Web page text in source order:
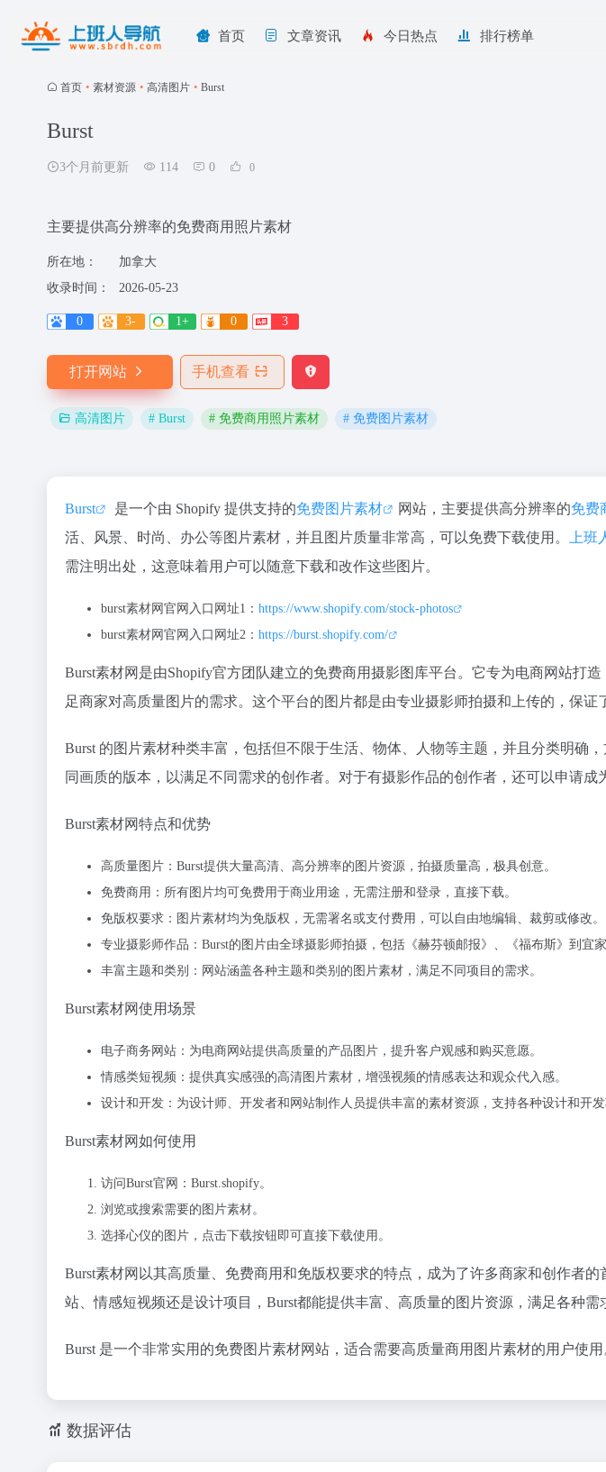
首页 文章资讯 今日热点 排行榜单
首页 • 素材资源 • 高清图片 • Burst
Burst
3个月前更新 114 0 0
主要提供高分辨率的免费商用照片素材
所在地：
加拿大
收录时间：
2026-05-23
0 3- 1+ 0 3
打开网站 手机查看
高清图片 # Burst # 免费商用照片素材 # 免费图片素材
Burst 是一个由 Shopify 提供支持的免费图片素材 网站，主要提供高分辨率的免费
活、风景、时尚、办公等图片素材，并且图片质量非常高，可以免费下载使用。
上班
需注明出处，这意味着用户可以随意下载和改作这些图片。
burst素材网官网入口网址1： https://www.shopify.com/stock-photos
burst素材网官网入口网址2： https://burst.shopify.com/
Burst素材网是由Shopify官方团队建立的免费商用摄影图库平台。它专为电商网站打
足商家对高质量图片的需求。这个平台的图片都是由专业摄影师拍摄和上传的，保证
Burst 的图片素材种类丰富，包括但不限于生活、物体、人物等主题，并且分类明确
同画质的版本，以满足不同需求的创作者。对于有摄影作品的创作者，还可以申请成
Burst素材网特点和优势
高质量图片：Burst提供大量高清、高分辨率的图片资源，拍摄质量高，极具创意。
免费商用：所有图片均可免费用于商业用途，无需注册和登录，直接下载。
免版权要求：图片素材均为免版权，无需署名或支付费用，可以自由地编辑、裁剪或修改。
专业摄影师作品：Burst的图片由全球摄影师拍摄，包括《赫芬顿邮报》、《福布斯》到宜
丰富主题和类别：网站涵盖各种主题和类别的图片素材，满足不同项目的需求。
Burst素材网使用场景
电子商务网站：为电商网站提供高质量的产品图片，提升客户观感和购买意愿。
情感类短视频：提供真实感强的高清图片素材，增强视频的情感表达和观众代入感。
设计和开发：为设计师、开发者和网站制作人员提供丰富的素材资源，支持各种设计和开发
Burst素材网如何使用
访问Burst官网：Burst.shopify。
浏览或搜索需要的图片素材。
选择心仪的图片，点击下载按钮即可直接下载使用。
Burst素材网以其高质量、免费商用和免版权要求的特点，成为了许多商家和创作者
站、情感短视频还是设计项目，Burst都能提供丰富、高质量的图片资源，满足各种需
Burst 是一个非常实用的免费图片素材网站，适合需要高质量商用图片素材的用户使用
数据评估